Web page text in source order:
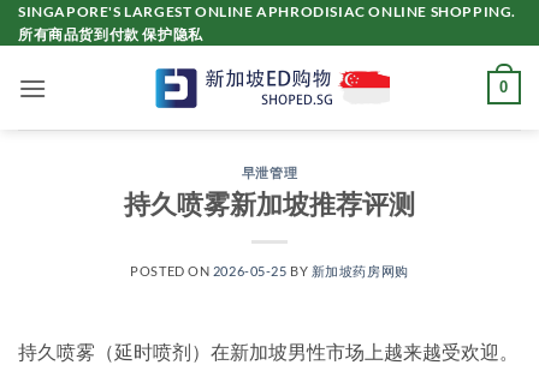
Skip
to
SINGAPORE'S LARGEST ONLINE APHRODISIAC ONLINE SHOPPING.
所有商品货到付款 保护隐私
0
早泄管理
持久喷雾新加坡推荐评测
POSTED ON 2026-05-25 BY 新加坡药房网购
持久喷雾（延时喷剂）在新加坡男性市场上越来越受欢迎。